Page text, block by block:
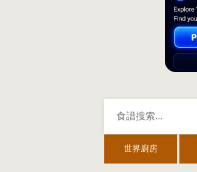
世界廚房